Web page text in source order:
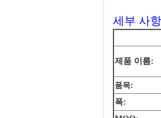
세부 사
제품 이름:
품목:
폭: